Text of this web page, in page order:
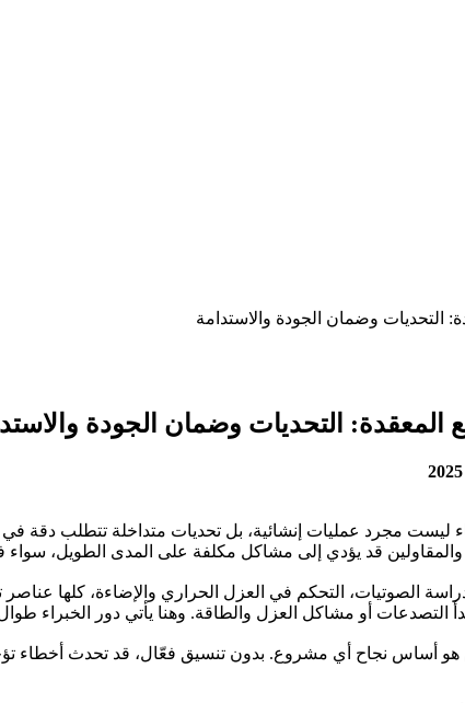
التحديات وضمان الجودة والاستدامة
المعقدة: التحديات وضمان الجودة
ليست مجرد عمليات إنشائية، بل تحديات متداخلة تتطلب دقة
قد يؤدي إلى مشاكل مكلفة على المدى الطويل، سواء
دراسة الصوتيات، التحكم في العزل الحراري والإضاءة، كلها
التصدعات أو مشاكل العزل والطاقة. وهنا يأتي دور الخبراء
هو أساس نجاح أي مشروع. بدون تنسيق فعّال، قد تحدث أخطاء